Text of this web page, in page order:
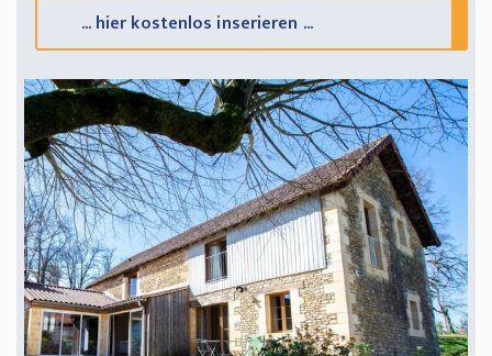
... hier kostenlos inserieren ...